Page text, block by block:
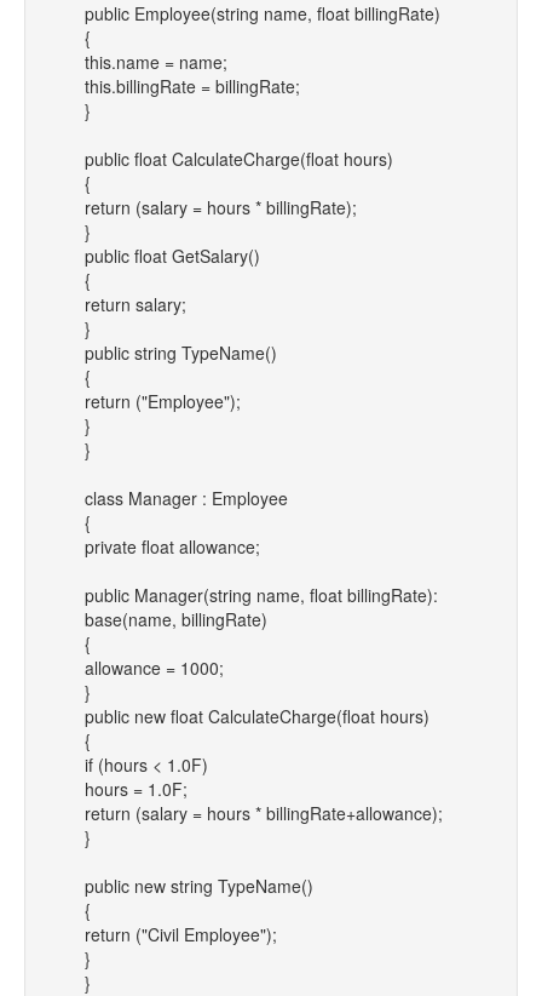
public Employee(string name, float billingRate)
{
this.name = name;
this.billingRate = billingRate;
}
public float CalculateCharge(float hours)
{
return (salary = hours * billingRate);
}
public float GetSalary()
{
return salary;
}
public string TypeName()
{
return ("Employee");
}
}
class Manager : Employee
{
private float allowance;
public Manager(string name, float billingRate):
base(name, billingRate)
{
allowance = 1000;
}
public new float CalculateCharge(float hours)
{
if (hours < 1.0F)
hours = 1.0F;
return (salary = hours * billingRate+allowance);
}
public new string TypeName()
{
return ("Civil Employee");
}
}